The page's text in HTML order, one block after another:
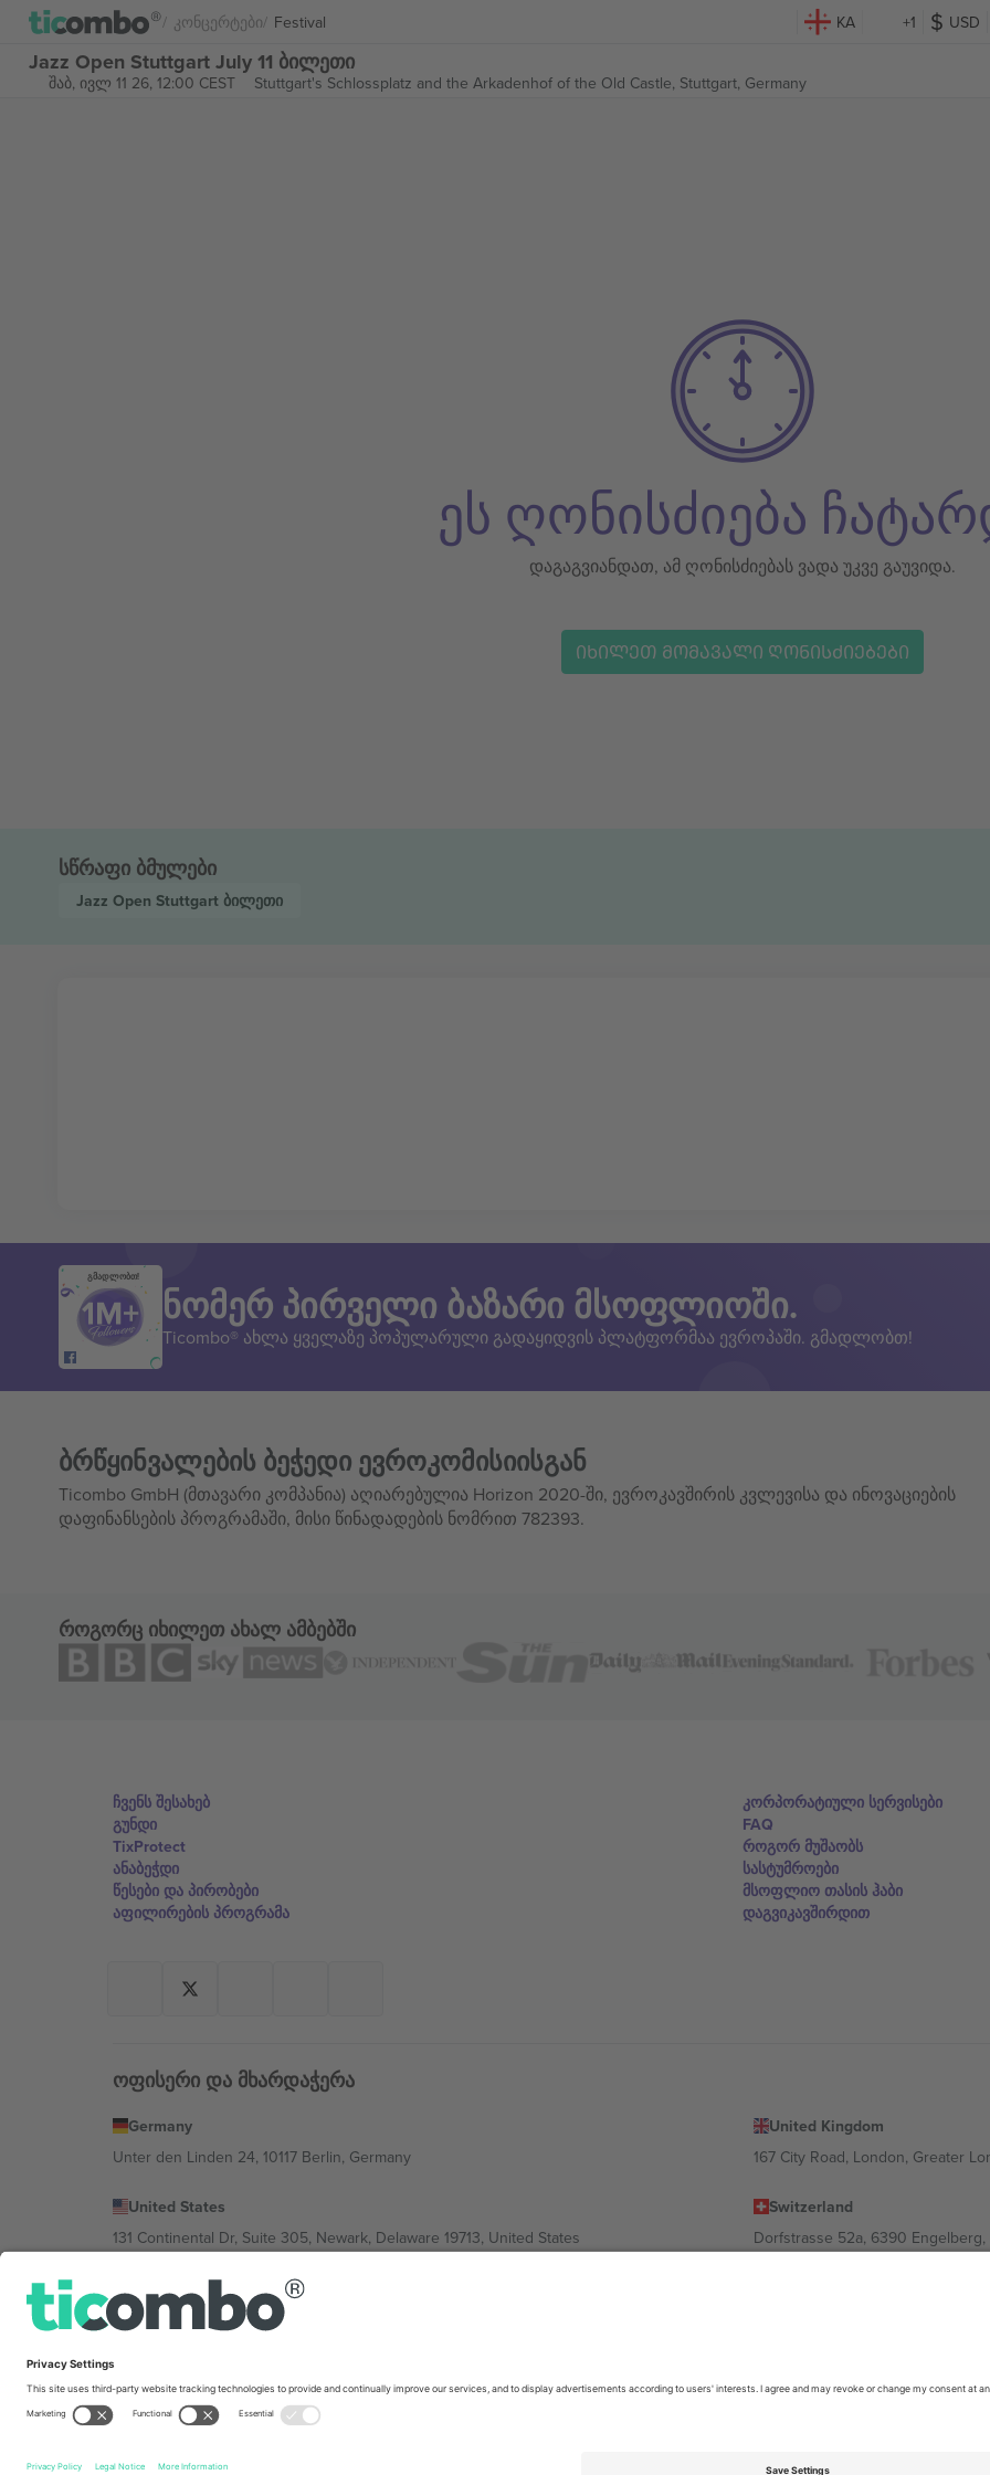
Კონცერტები Festival KA +1 USD
Jazz Open Stuttgart July 11 ბილეთი
შაბ, ივლ 11 26, 12:00 CEST Stuttgart's Schlossplatz and the Arkadenhof of the Old Castle, Stuttgart, Germany
ეს ღონისძიება
დაგაგვიანდათ, ამ ღონისძიებას ვადა უკვე გაუვიდა.
ᲘᲮᲘᲚᲔᲗ ᲛᲝᲛᲐᲕᲐᲚᲘ ᲦᲝᲜᲘᲡᲫᲘᲔᲑᲔᲑᲘ
სწრაფი ბმულები
Jazz Open Stuttgart ბილეთი
გმადლობთ!
ნომერ პირველი ბაზარი მსოფლიოში.
Ticombo® ახლა ყველაზე პოპულარული გადაყიდვის პლატფორმაა ევროპაში. გმადლობთ!
ბრწყინვალების ბეჭედი ევროკომისიისგან
Ticombo GmbH (მთავარი კომპანია) აღიარებულია Horizon 2020-ში, ევროკავშირის კვლევისა და ინოვაციების
დაფინანსების პროგრამაში, მისი წინადადების ნომრით 782393.
როგორც იხილეთ ახალ ამბებში
ჩვენს შესახებ
გუნდი
TixProtect
ანაბეჭდი
წესები და პირობები
აფილირების პროგრამა
კორპორატიული სერვისები
FAQ
როგორ მუშაობს
სასტუმროები
მსოფლიო თასის ჰაბი
დაგვიკავშირდით
ოფისერი და მხარდაჭერა
Germany
Unter den Linden 24, 10117 Berlin, Germany
United Kingdom
167 City Road, London, Greater
United States
131 Continental Dr, Suite 305, Newark, Delaware 19713, United States
Switzerland
Dorfstrasse 52a, 6390
Bulgaria
Regus Sofia City West, bul Totleben 53-55, 1606 Sofia, Bulgaria
Av Chapultepec 360, Roma Norte, Cuauhtémoc, 06700 Ciudad de México, CDMX, Mexico
კონკრეტული პირობები.,